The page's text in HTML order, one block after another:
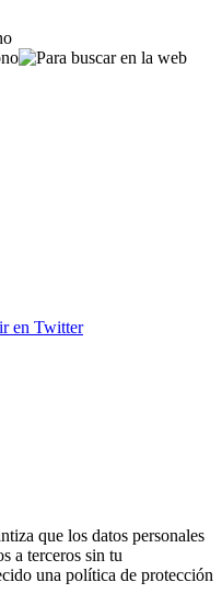
que los datos personales
a terceros sin tu
una política de protección